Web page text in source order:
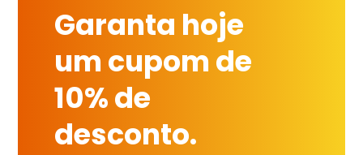
Garanta hoje
um cupom de
10% de
desconto.